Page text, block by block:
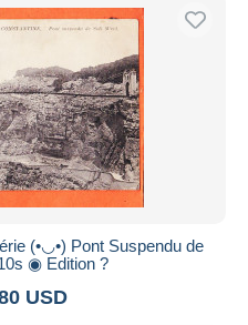
(•◡•) Pont Suspendu de
◉ Edition ?
USD